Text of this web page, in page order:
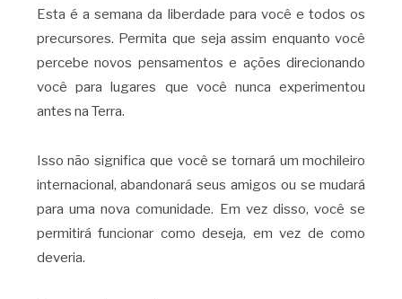
Esta é a semana da liberdade para você e todos os
precursores. Permita que seja assim enquanto você
percebe novos pensamentos e ações direcionando
você para lugares que você nunca experimentou
antes na Terra.
Isso não significa que você se tornará um mochileiro
internacional, abandonará seus amigos ou se mudará
para uma nova comunidade. Em vez disso, você se
permitirá funcionar como deseja, em vez de como
deveria.